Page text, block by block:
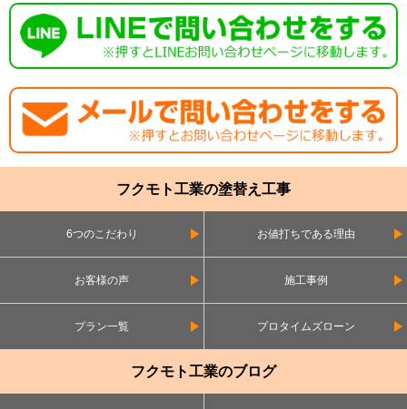
フクモト工業の塗替え工事
6つのこだわり お値打ちである理由
お客様の声 施工事例
プラン一覧 プロタイムズローン
フクモト工業のブログ